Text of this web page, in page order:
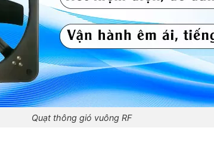
Quạt thông gió vuông RF